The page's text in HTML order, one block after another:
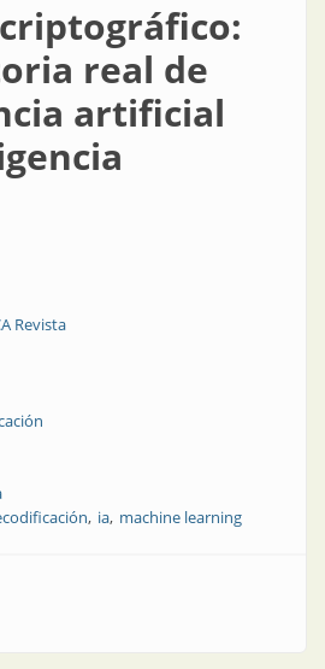
real de
artificial
Revista
ia machine learning
criptográfico: una historia real de